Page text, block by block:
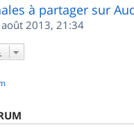
à partager sur
2013, 21:34